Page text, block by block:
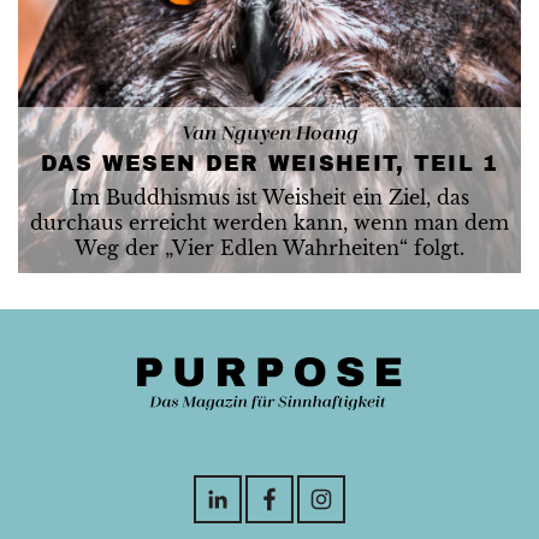
Van Nguyen Hoang
DAS WESEN DER WEISHEIT, TEIL 1
Im Buddhismus ist Weisheit ein Ziel, das
durchaus erreicht werden kann, wenn man dem
Weg der „Vier Edlen Wahrheiten“ folgt.